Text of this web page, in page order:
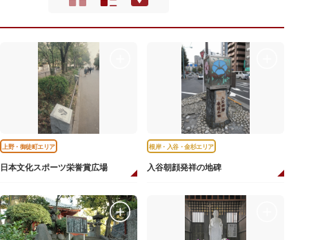
上野・御徒町エリア
日本文化スポーツ栄誉賞広場
根岸・入谷・金杉エリア
入谷朝顔発祥の地碑